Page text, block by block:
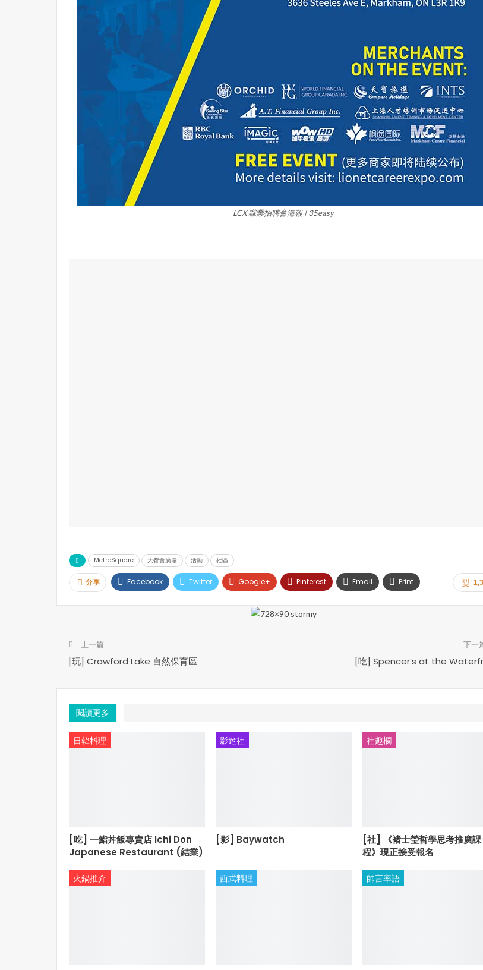
LCX 職業招聘會海報 | 35easy
MetroSquare 大都會廣場 活動 社區
分享 Facebook Twitter Google+ Pinterest Email Print
上一篇
[玩] Crawford Lake 自然保育區
下一
[吃] Spencer’s at the
閱讀更多
日韓料理
[吃] 一鮨丼飯專賣店 Ichi Don
Japanese Restaurant (結業)
影迷社
[影] Baywatch
社趣欄
[社] 《褚士瑩哲學思考推廣課
程》現正接受報名
火鍋推介 西式料理 帥言率語